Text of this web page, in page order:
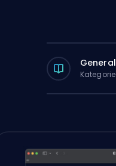
General
Kategorie